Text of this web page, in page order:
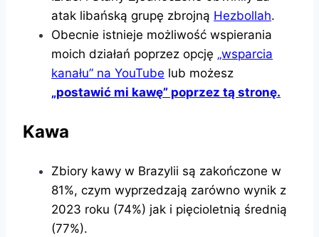
atak libańską grupę zbrojną Hezbollah.
Obecnie istnieje możliwość wspierania
moich działań poprzez opcję „wsparcia
kanału” na YouTube lub możesz
„postawić mi kawę” poprzez tą stronę.
Kawa
Zbiory kawy w Brazylii są zakończone w
81%, czym wyprzedzają zarówno wynik z
2023 roku (74%) jak i pięcioletnią średnią
(77%).